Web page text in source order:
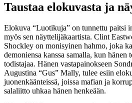
Taustaa elokuvasta ja
Elokuva “Luotikuja” on tunnettu paitsi
myös sen näyttelijäkaartista. Clint
Shockley on monisyinen hahmo, joka
demoniensa kanssa samalla, kun hänen
todistajaa. Hänen vastapainokseen
Augustina “Gus” Mally, tulee esiin
juonenkäänteissä, joissa mafian ja
salaliitto uhkaa hänen henkeään.